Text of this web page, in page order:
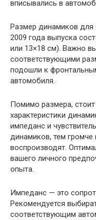
вписывались в
Размер динамиков
2009 года выпуска
или 13×18 см). Важно
соответствующими
подошли к
автомобиля.
Помимо размера,
характеристики
импеданс и
динамиков, тем громче
воспроизводят.
вашего личного
опыта.
Импеданс — это
Рекомендуется
соответствующим